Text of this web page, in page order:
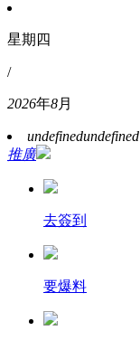
星期四
/
2026年8月
undefinedundefined
推廣
去簽到
要爆料